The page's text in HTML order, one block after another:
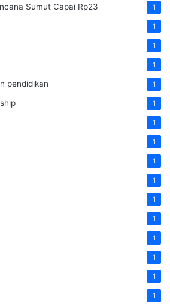
Sumut Capai Rp23 1
1
1
1
pendidikan 1
1
1
1
1
1
1
1
1
1
1
1